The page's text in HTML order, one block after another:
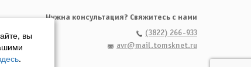
Нужна консультация? Свяжитесь с нами
(3822) 266-933
avr@mail.tomsknet.ru
вы
.